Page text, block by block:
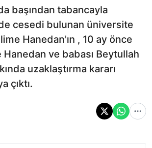
başından tabancayla
cesedi bulunan üniversite
Hanedan'ın , 10 ay önce
ve babası Beytullah
uzaklaştırma kararı
çıktı.